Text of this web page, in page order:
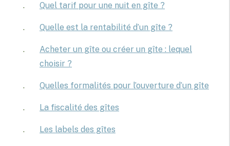
Quel tarif pour une nuit en gîte ?
Quelle est la rentabilité d’un gîte ?
Acheter un gîte ou créer un gîte : lequel
choisir ?
Quelles formalités pour l’ouverture d’un gîte
La fiscalité des gîtes
Les labels des gîtes